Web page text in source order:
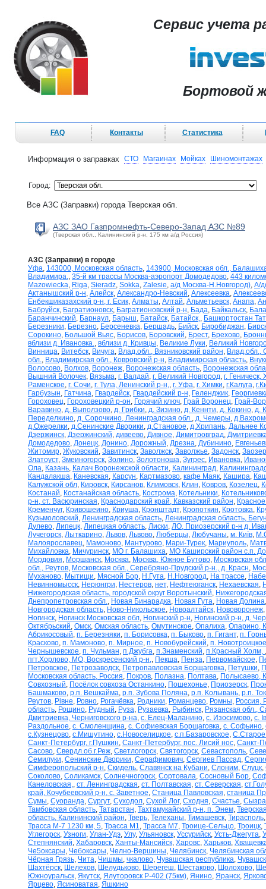
Сервис учета
Бортовой
FAQ Контакты Статистика
Информация о заправках СТО Магаинах Мойках Шиномонтажах
Город:
Все АЗС (Заправки) города Тверская обл.
АЗС ЗАО Газпромнефть-Северо-Запад АЗС №89
(Тверская обл., Калининский р-н, 175 км а/д Россия)
АЗС (Заправки) в городе
Уфа, 143000, Московская область, 143900, Московская обл.,
Владимира., 35-й км трассы Москва-аэропорт Домодедово, 443
Mazowiecka, Riga, Sieradz, Sokka, Zalesie, а/д Москва-Н.Новгород), А/
Актанышский р-н, Алейск, Александро-Невский, Алексеевка,
Енбекшиказахский р-н, г. Есик, Алматы, Алтай, Альметьевск, Анапа,
Бабруйск, Багратионовск, Багратионовский р-н, Бада, Байкальск,
Баранчинский, Барнаул, Барыш, Батайск, Батайск,, Башкортостан
Березники, Березно, Берсеневка, Бершадь, Бийск, Биробиджан,
Сорокино, Большой Вьяс, Борисов, Боровский, Брест, Брехово,
вблизи д. Ивановка., вблизи д. Кривцы, Великие Луки, Великий
Винница, Витебск, Вичуга, Влад.обл., Вязниковский район, Влад.обл.,
обл., Владимирская обл., Ковровский р-н, Владимирская область,
Волосово, Волхов, Воронеж, Воронежская область, Воронежская
Вышний Волочек, Вязьма, г. Валдай, г. Великий Новгород, г. Геническ,
Раменское, г. Сочи, г. Тула, Ленинский р-н,, г. Уфа, г. Химки, г.Калуга,
Гарбузын, Гатчина, Гвардейск, Гвардейский р-н, Геленджик,
Гороховец, Гороховецкий р-он, Горячий ключ, Грай Воронец, Грай-
Варавино, д. Выползово, д. Грибки, д. Зизино, д. Кеннти, д. Кокино, д.
Переделкино, д. Сорочкино, Ленинградская обл., д. Чемеры,
д.Ожерелки, д.Сенинские Дворики, д.Становое, д.Хрипань, Дальнее
Дзержинск, Дзержинский, дивеево, Дивное, Димитровград,
Домодедово, Донецк, Донино, Дорожный, Дрезна, Дубинино,
Житомир, Жуковский, Завитинск, Заволжск, Заволжье, Задонск,
Златоуст, Змеиногорск, Золино, Золотоноша, Зугрес, Ивановка,
Ола, Казань, Калач Воронежской области, Калининград,
Кандалакша, Каневская, Карсун, Картмазово, кафе Маяк, Кашира,
Калужской обл, Кировск, Кирсанов, Климовск, Клин, Ковров, Козелец,
Костанай, Костанайская область, Кострома, Котельники,
р-н, ст. Васюринская, Краснодарский край, Кавказский район,
Кременчуг, Кривошеино, Криуша, Кронштадт, Кропоткин, Кротовка,
Кузьмоловский, Ленинградская область, Ленинградская область,
Дулево, Липецк, Липецкая область, Лиски, ЛО, Приозерский р-н д.
Лучегорск, Лыткарино, Львов, Львово, Люберцы, Любучаны, м. Київ,
Малоярославец, Мамоново, Мантурово, Мари-Турек, Мариуполь,
Михайловка, Мичуринск, МО г. Балашиха, МО Каширский район с.п.
Мордовия, Моршанск, Москва, Москва, Южное Бутово, Московская
обл., Реутов, Московская обл., Серебряно-Прудский р-н., д. Красн,
Муханово, Мытищи, Мясной Бор, Н.Гута, Н.Новгород, На трассе,
Невинномысск, Нерюнгри, Нестеров, нет, Нефтеюганск, Нехаевская,
Нижегородская область, городской округ Воротынский,
Днепропетровская обл., Новая Бинарадка, Новая Гута, Новая Долина
Новгородская область, Ново-Никольское, Новоалтайск, Нововоронеж,
Ногинск, Ногинск Московская обл, Ногинский р-н, Ногинский р-н, д.
Октябрьский, Омск, Омская область, Омутинское, Опалиха, Опарино,
Абрикосовый, п. Березняки, п. Борисовка, п. Быково, п. Гигант, п.
Красково, п. Мамоново, п. Мирное, п. Новобурейский, п.
Чернышевское, п. Чульман, п.Джубга, п.Знаменский, п.Красный Холм,
пгт.Хорлово, МО, Воскресенский р-н,, Пекша, Пенза, Первомайское,
Петровское, Петрозаводск, Петропавловская Борщаговка, Петушки,
Московская область, Россия, Покров, Полазна, Полтава, Полысаево,
Совхозный, Посёлок совхоза Останкино, Пошехонье, Приозерск,
Башмаково, р.п. Вешкайма, р.п. Зубова Поляна, р.п. Колывань, р.п.
Реутов, Рівне, Ровно, Рогачёвка, Родники, Романцево, Ромны, Россия,
область, Рощино, Рудный, Руза, Рузаевка, Рыбинск, Рязанская обл.,
Дмитриевка, Черниговского р-на, с. Елец-Маланино, с. Изосимово, с.
Раздольное, с. Смоленщина, с. Софиевская Борщаговка, с. Софьино,
с.Кузнецово, с.Мишутино, с.Новоселицкое, с.п.Базаровское,
Санкт-Петербург, г.Пушкин, Санкт-Петербург, пос. Лисий нос, Санкт-
Сасово, Свердл.об.г.Реж, Светлогорск, Святогорск, Севастополь,
Семилуки, Сенинские Дворики, Серафимович, Сергиев Пассад,
Симферопольский р-н, Скидель, Славянск на Кубани, Слоним, Слуцк,
Соколово, Соликамск, Солнечногорск, Сортовала, Сосновый Бор,
Канеловская,, ст. Ленинградская, ст. Полтавская, ст. Северская,
край, Кочубеевский р-н, с. Заветное, Станица Павловская, станица
Сумы, Суоранда, Сургут, Суходол, Сухой Лог, Сходня, Счастье,
Тамбовская область, Татарстан, Тахтамукайский р-н, п. Энем,
область, Калининский район, Тверь, Телеханы, Тимашевск, Тирасполь
Трасса М-7 1230 км, 5, Трасса М1, Трасса М7, Троице-Сельцо, Троицк,
Углегорск, Узноги, Улан-Удэ, Улу, Ульяновск, Уссурийск, Усть-Джегута,
Степнянский, Хабаровск, Ханты-Мансийск, Харовс, Харьков,
Че5оксары, Чебоксары, Челно-Вершины, Челябинск, Челябинская
Чёрная Грязь, Чита, Чишмы, чкалово, Чувашская республика,
Шахтёрск, Шелехов, Шелудьково, Шерегеш, Шестаково, Шолохово,
Южноуральск, Якутск, Ялуторовск Р-402 (75км), Янино, Яранск,
Ярцево, Ясиноватая, Яшкино